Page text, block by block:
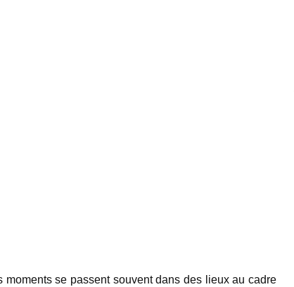
se passent souvent dans des lieux au cadre